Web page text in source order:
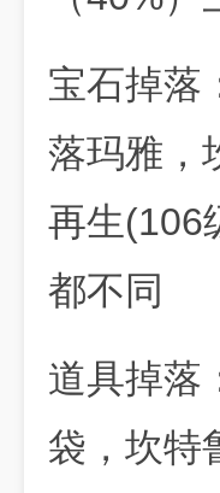
宝石掉落
落玛雅，
再生(106
都不同
道具掉落
袋，坎特